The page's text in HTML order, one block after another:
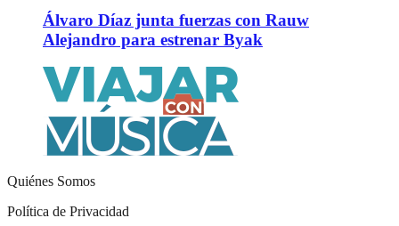
Álvaro Díaz junta fuerzas con Rauw
Alejandro para estrenar Byak
Quiénes Somos
Política de Privacidad